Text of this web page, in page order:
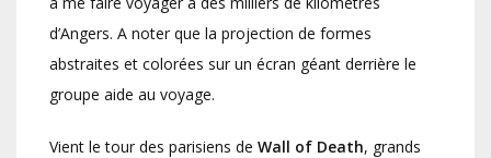
d’Angers. A noter que la projection de formes
abstraites et colorées sur un écran géant derrière le
groupe aide au voyage.
Vient le tour des parisiens de Wall of Death, grands